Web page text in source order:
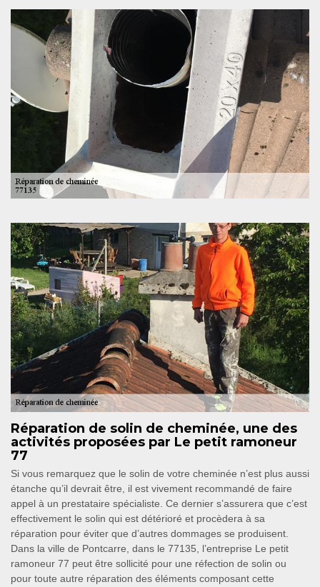
Réparation de solin de cheminée, une des
activités proposées par Le petit ramoneur
77
Si vous remarquez que le solin de votre cheminée n’est plus aussi
étanche qu’il devrait être, il est vivement recommandé de faire
appel à un prestataire spécialiste. Ce dernier s’assurera que c’est
effectivement le solin qui est détérioré et procèdera à sa
réparation pour éviter que d’autres dommages se produisent.
Dans la ville de Pontcarre, dans le 77135, l’entreprise Le petit
ramoneur 77 peut être sollicité pour une réfection de solin ou
pour toute autre réparation des éléments composant cette